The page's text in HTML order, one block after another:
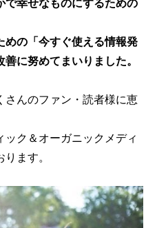
で幸せなものにするための
めの「今すぐ使える情報発
に努めてまいりました。
さんのファン・読者様に恵
ク＆オーガニックメディ
ます。